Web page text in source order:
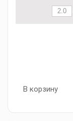
В корзину